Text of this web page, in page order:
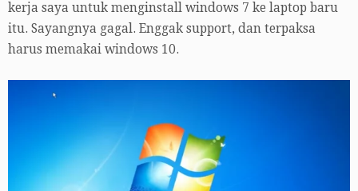
kerja saya untuk menginstall windows 7 ke laptop baru
itu. Sayangnya gagal. Enggak support, dan terpaksa
harus memakai windows 10.